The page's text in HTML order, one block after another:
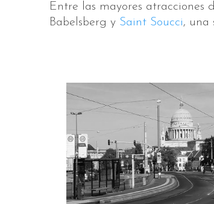
Entre las mayores atracciones
Babelsberg y Saint Soucci, una